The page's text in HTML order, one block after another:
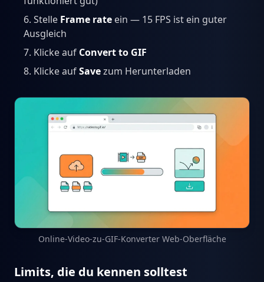
Stelle Frame rate ein — 15 FPS ist ein guter
Ausgleich
Klicke auf Convert to GIF
Klicke aufSavezum Herunterladen
Online-Video-zu-GIF-Konverter Web-Oberfläche
Limits, die du kennen solltest